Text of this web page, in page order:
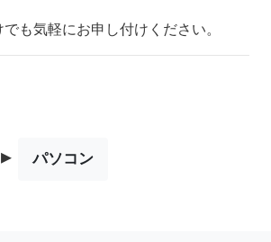
も気軽にお申し付けください。
▸ パソコン